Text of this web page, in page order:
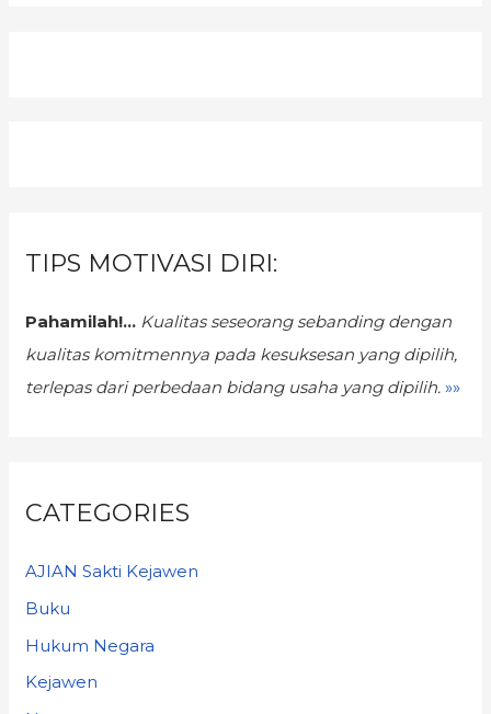
TIPS MOTIVASI DIRI:
Pahamilah!... Kualitas seseorang sebanding dengan
kualitas komitmennya pada kesuksesan yang dipilih,
terlepas dari perbedaan bidang usaha yang dipilih. »»
CATEGORIES
AJIAN Sakti Kejawen
Buku
Hukum Negara
Kejawen